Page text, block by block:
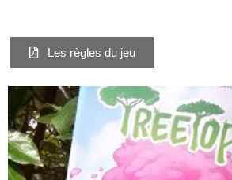
Les règles du jeu